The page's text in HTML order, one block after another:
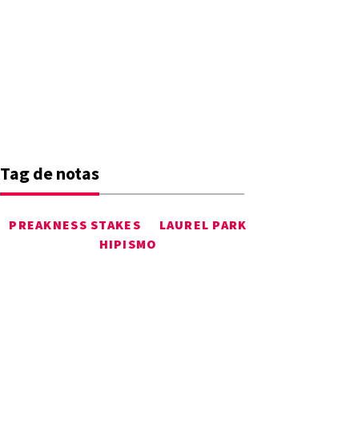
Tag de notas
PREAKNESS STAKES
LAUREL PARK
HIPISMO